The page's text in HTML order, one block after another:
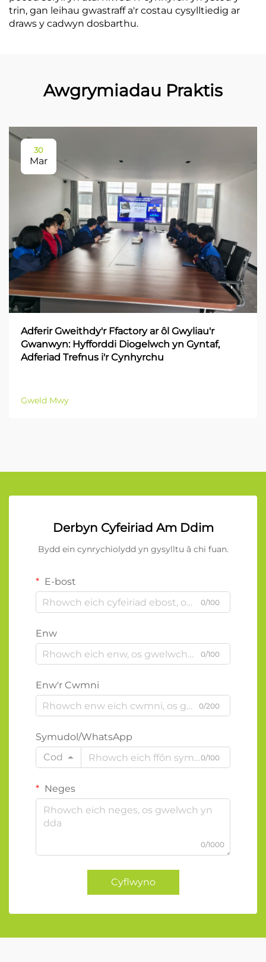
trin, gan leihau gwastraff a'r costau cysylltiedig ar
draws y cadwyn dosbarthu.
Awgrymiadau Praktis
30
Mar
Adferir Gweithdy'r Ffactory ar ôl Gwyliau'r
Gwanwyn: Hyfforddi Diogelwch yn Gyntaf,
Adferiad Trefnus i'r Cynhyrchu
Gweld Mwy
Derbyn Cyfeiriad Am Ddim
Bydd ein cynrychiolydd yn gysylltu â chi fuan.
E-bost
0/100
Enw
0/100
Enw'r Cwmni
0/200
Symudol/WhatsApp
Cod
0/100
Neges
0/1000
Cyflwyno